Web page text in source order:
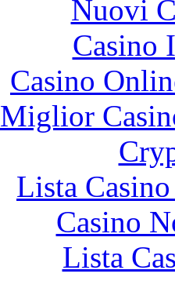
Nuovi
Casino
Casino
Miglior
Lista
Casino
Lista